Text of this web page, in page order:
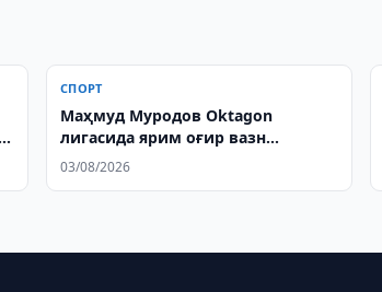
СПОРТ
Маҳмуд Муродов Oktagon
лигасида ярим оғир вазн
чемпиони бўлди
03/08/2026